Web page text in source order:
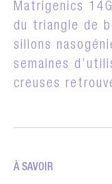
Matrigenics
du triangle de
sillons
semaines
creuses
À SAVOIR